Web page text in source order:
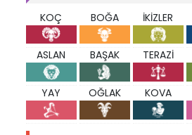
KOÇ BOĞA İKİZLER
ASLAN BAŞAK TERAZİ
YAY OĞLAK KOVA